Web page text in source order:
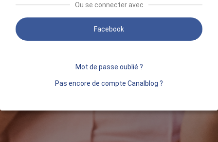
Ou se connecter avec
Facebook
Mot de passe oublié ?
Pas encore de compte Canalblog ?